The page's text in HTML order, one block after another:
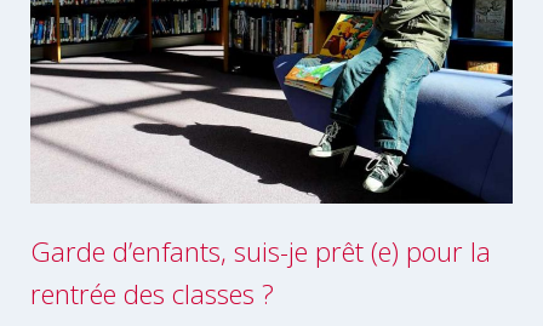
Garde d’enfants, suis-je prêt (e) pour la
rentrée des classes ?